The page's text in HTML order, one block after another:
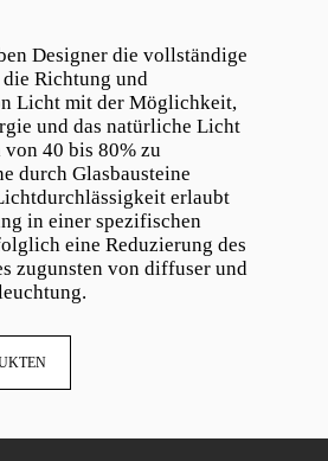
Designer die vollständige
Richtung und
Licht mit der Möglichkeit,
und das natürliche Licht
40 bis 80% zu
durch Glasbausteine
erlaubt
in einer spezifischen
eine Reduzierung des
zugunsten von diffuser und